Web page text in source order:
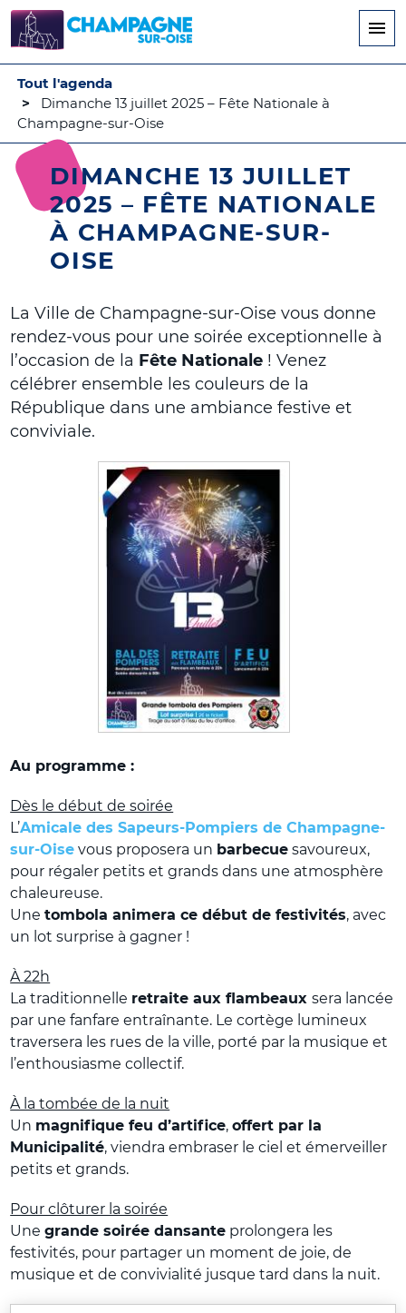
Tout l'agenda
Dimanche 13 juillet 2025 – Fête Nationale à
Champagne-sur-Oise
DIMANCHE 13 JUILLET
2025 – FÊTE NATIONALE
À CHAMPAGNE-SUR-
OISE
La Ville de Champagne-sur-Oise vous donne
rendez-vous pour une soirée exceptionnelle à
l’occasion de la Fête Nationale ! Venez
célébrer ensemble les couleurs de la
République dans une ambiance festive et
conviviale.
Au programme :
Dès le début de soirée
L’Amicale des Sapeurs-Pompiers de Champagne-
sur-Oise vous proposera un barbecue savoureux,
pour régaler petits et grands dans une atmosphère
chaleureuse.
Unetombola animera ce début de festivités, avec
un lot surprise à gagner !
À 22h
La traditionnelle retraite aux flambeauxsera lancée
par une fanfare entraînante. Le cortège lumineux
traversera les rues de la ville, porté par la musique et
l’enthousiasme collectif.
À la tombée de la nuit
Un magnifique feu d’artifice,offert par la
Municipalité, viendra embraser le ciel et émerveiller
petits et grands.
Pour clôturer la soirée
Unegrande soirée dansante prolongera les
festivités, pour partager un moment de joie, de
musique et de convivialité jusque tard dans la nuit.